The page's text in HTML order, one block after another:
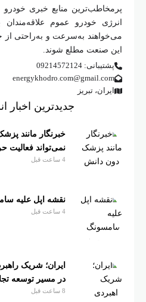
پرمخاطب‌ترین منابع خبری
انرژی خودرو عموم
می‌خواهند به‌سرعت و به‌راحتی از
این صنعت مطلع شوند.
پشتیبانی: 09214572124
energykhodro.com@gmail.com
ایران، تبریز
جدیدترین اخبار
خبرنگار مانند
نمی‌تواند فعالیت
4 ساعت قبل
نقشه اپل علیه
4 ساعت قبل
ایران؛ شریک
در مسیر توسعه
8 ساعت قبل